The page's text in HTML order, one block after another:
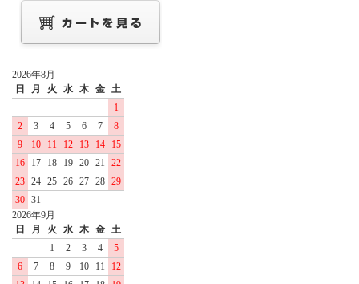
2026年8月
日
月 火 水 木 金 土
1
2
3 4 5 6 7
8
9
10 11 12 13 14
15
16
17 18 19 20 21
22
23 24 25 26 27 28 29
30 31
2026年9月
日
月 火 水 木 金 土
1
2 3 4
5
6
7 8 9 10 11
12